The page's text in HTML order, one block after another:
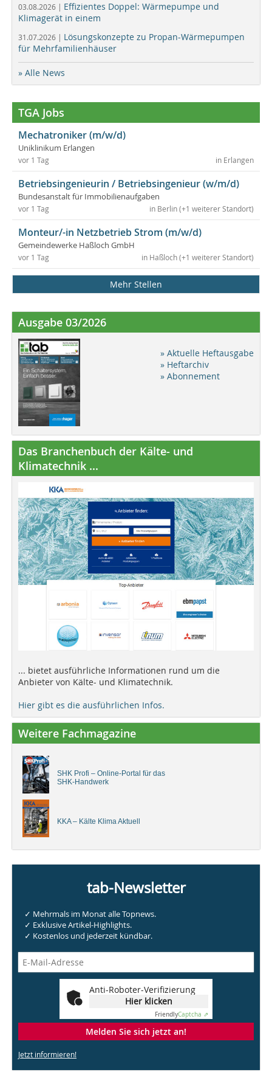
03.08.2026 | Effizientes Doppel: Wärmepumpe und
Klimagerät in einem
31.07.2026 | Lösungskonzepte zu Propan-Wärmepumpen
für Mehrfamilienhäuser
» Alle News
TGA Jobs
Mechatroniker (m/w/d)
Uniklinikum Erlangen
in Erlangen
vor 1 Tag
Betriebsingenieurin / Betriebsingenieur (w/m/d)
Bundesanstalt für Immobilienaufgaben
in Berlin (+1 weiterer Standort)
vor 1 Tag
Monteur/-in Netzbetrieb Strom (m/w/d)
Gemeindewerke Haßloch GmbH
in Haßloch (+1 weiterer Standort)
vor 1 Tag
Mehr Stellen
Ausgabe 03/2026
» Aktuelle Heftausgabe
» Heftarchiv
» Abonnement
Das Branchenbuch der Kälte- und
Klimatechnik ...
... bietet ausführliche Informationen rund um die
Anbieter von Kälte- und Klimatechnik.
Hier gibt es die ausführlichen Infos.
Weitere Fachmagazine
SHK Profi – Online-Portal für das
SHK-Handwerk
KKA – Kälte Klima Aktuell
tab-Newsletter
✓ Mehrmals im Monat alle Topnews.
✓ Exklusive Artikel-Highlights.
✓ Kostenlos und jederzeit kündbar.
Anti-Roboter-Verifizierung
Hier klicken
FriendlyCaptcha ⇗
Melden Sie sich jetzt an!
Jetzt informieren!